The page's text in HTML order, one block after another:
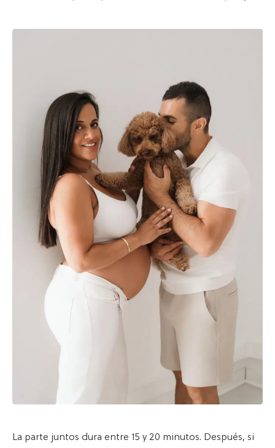
La parte juntos dura entre 15 y 20 minutos. Después, si